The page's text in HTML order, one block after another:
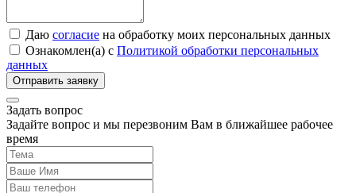
Даю согласие на обработку моих персональных данных
Ознакомлен(а) с Политикой обработки персональных
данных
Задать вопрос
Задайте вопрос и мы перезвоним Вам в ближайшее рабочее
время